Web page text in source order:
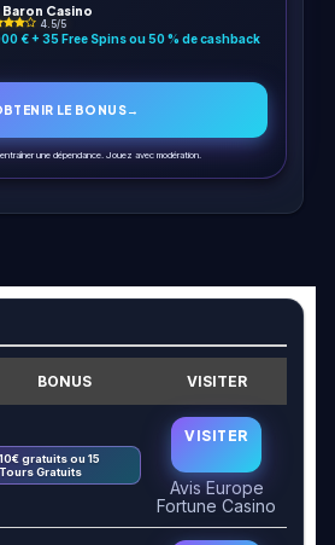
Baron Casino
4.5/5
€ + 35 Free Spins ou 50 % de cashback
LE BONUS→
une dépendance. Jouez avec modération.
BONUS VISITER
10€ gratuits ou 15
Tours Gratuits
VISITER
Avis Europe
Fortune Casino